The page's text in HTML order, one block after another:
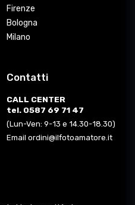
Firenze
Bologna
Milano
Contatti
CALL CENTER
tel. 0587 69 71 47
(Lun-Ven: 9-13 e 14.30-18.30)
Email ordini@ilfotoamatore.it